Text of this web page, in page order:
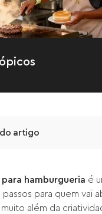
artigo
para hamburgueria é
passos para quem vai
muito além da